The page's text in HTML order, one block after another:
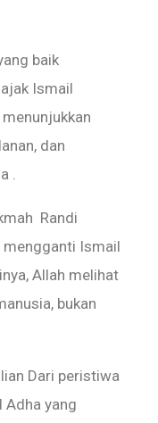
baik
Ismail
dan
.
Randi
mengganti Ismail
Allah melihat
bukan
Dari peristiwa
Adha yang